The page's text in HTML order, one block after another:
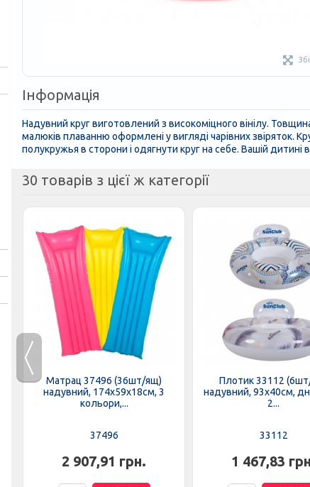
Інформація
Надувний круг виготовлений з високоміцного вінілу.
малюків плаванню оформлені у вигляді чарівних звіряток.
полукружья в сторони і одягнути круг на себе. Вашій
30 товарів з цієї ж категорії
Матрац 37496 (36шт/ящ)
надувний, 174х59х18см, 3
кольори,...
37496
2 907,91 грн.
Плотик 33112
надувний, 93х40см,
2...
33112
1 467,83